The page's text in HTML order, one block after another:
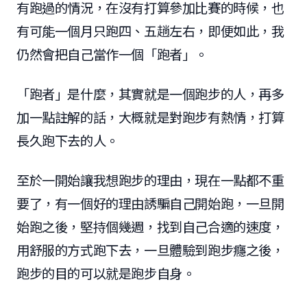
有跑過的情況，在沒有打算參加比賽的時候，也
有可能一個月只跑四、五趟左右，即便如此，我
仍然會把自己當作一個「跑者」。
「跑者」是什麼，其實就是一個跑步的人，再多
加一點註解的話，大概就是對跑步有熱情，打算
長久跑下去的人。
至於一開始讓我想跑步的理由，現在一點都不重
要了，有一個好的理由誘騙自己開始跑，一旦開
始跑之後，堅持個幾週，找到自己合適的速度，
用舒服的方式跑下去，一旦體驗到跑步癮之後，
跑步的目的可以就是跑步自身。